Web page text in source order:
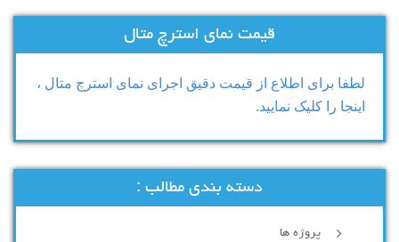
قیمت نمای استرچ متال
لطفا برای اطلاع از قیمت دقیق اجرای نمای استرچ متال ،
اینجا را کلیک نمایید.
دسته بندی مطالب :
پروژه ها